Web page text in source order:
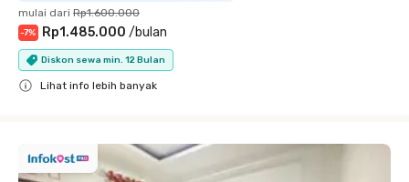
mulai dari Rp1.600.000
-7% Rp1.485.000 /bulan
Diskon sewa min. 12 Bulan
Lihat info lebih banyak